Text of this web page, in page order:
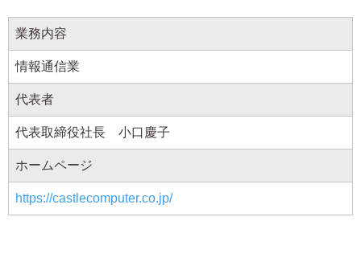
業務内容
情報通信業
代表者
代表取締役社長 小口慶子
ホームページ
https://castlecomputer.co.jp/